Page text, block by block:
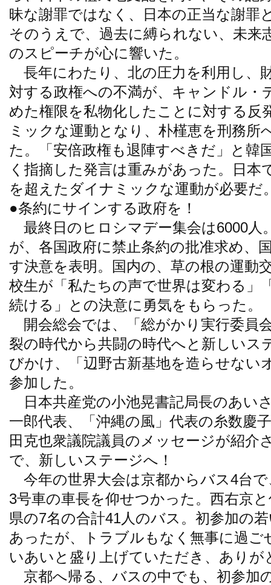
昧な謝罪ではなく、日本の正当な謝罪
そのうえで、過去に縛られない、未来
のスピーチが心に響いた。
長年にわたり、北の圧力を利用し、
対する政権への不満が、キャンドル・
めた権限を私物化したことに対する反
ミックな運動となり、朴槿恵を刑務所
た。「安倍政権も退陣すべきだ」と韓
く指摘した発言は重みがあった。日本
を超えたダイナミックな運動が必要だ
●条約にサインする政府を！
最終日のヒロシマデー集会は6000人
が、各国政府に禁止条約の批准求め、
す決意を表明。国内の、草の根の運動
校生が「私たちの声で世界は変わる」
続ける」との決意に勇気をもらった。
開会総会では、「総がかり実行委員
裂の時代から共闘の時代へと新しいス
びかけ、「辺野古新基地を造らせない
参加した。
日本共産党の小池晃書記局長のあい
一郎代表、「沖縄の風」代表の糸数慶
田克也衆議院議員のメッセージが紹介
で、新しいステージへ！
今年の世界大会は京都からバス4台
3号車の車長を仰せつかった。西右京
県の7名の合計41人のバス。初参加の
あったが、トラブルもなく無事に過ご
いあいと盛り上げていただき、ありが
京都へ帰る、バスの中でも、初参加